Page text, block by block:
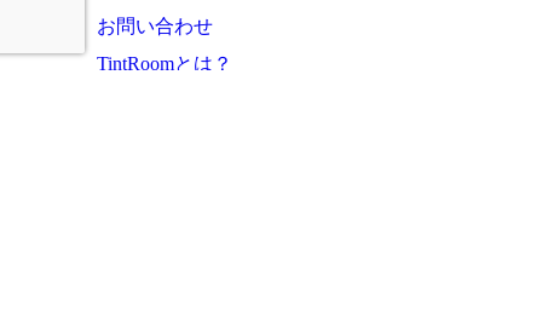
お問い合わせ
TintRoomとは？